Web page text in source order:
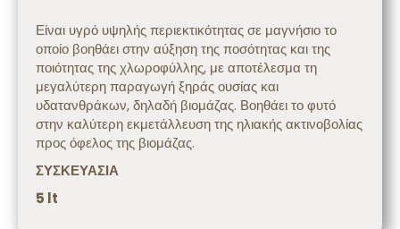
Είναι υγρό υψηλής περιεκτικότητας σε μαγνήσιο το
οποίο βοηθάει στην αύξηση της ποσότητας και της
ποιότητας της χλωροφύλλης, με αποτέλεσμα τη
μεγαλύτερη παραγωγή ξηράς ουσίας και
υδατανθράκων, δηλαδή βιομάζας. Βοηθάει το φυτό
στην καλύτερη εκμετάλλευση της ηλιακής ακτινοβολίας
προς όφελος της βιομάζας.
ΣΥΣΚΕΥΑΣΙΑ
5 lt